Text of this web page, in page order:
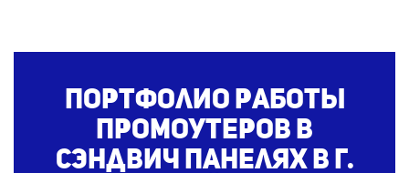
Портфолио работы
промоутеров в
сэндвич панеляхв г.